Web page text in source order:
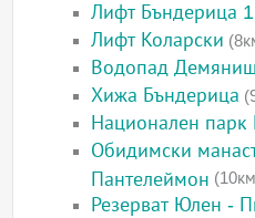
Лифт Бъндерица 1
Лифт Коларски
Водопад
Хижа Бъндерица
Национален парк
Обидимски
Пантелеймон
Резерват Юлен -